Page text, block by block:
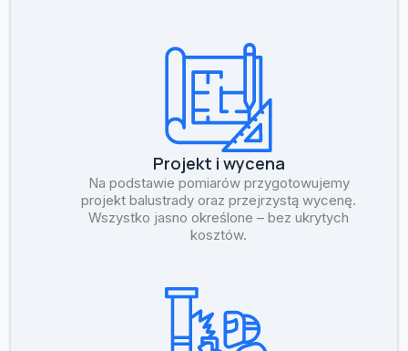
Projekt i wycena
Na podstawie pomiarów przygotowujemy
projekt balustrady oraz przejrzystą wycenę.
Wszystko jasno określone – bez ukrytych
kosztów.